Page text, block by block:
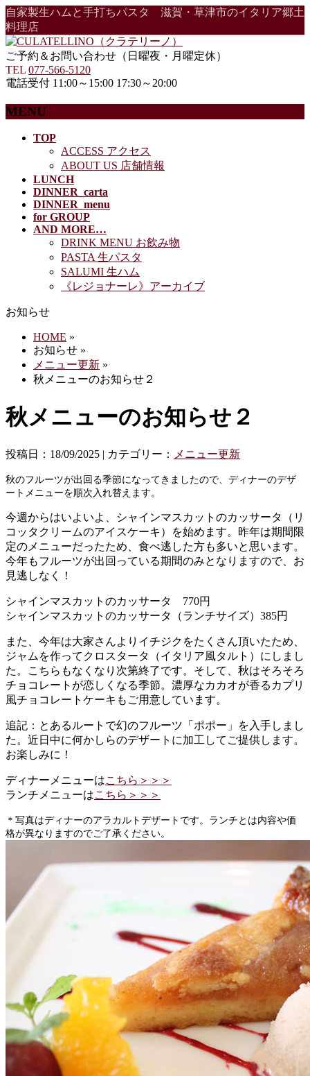
自家製生ハムと手打ちパスタ 滋賀・草津市のイタリア郷土
料理店
ご予約＆お問い合わせ（日曜夜・月曜定休）
TEL 077-566-5120
電話受付 11:00～15:00 17:30～20:00
MENU
TOP
ACCESS アクセス
ABOUT US 店舗情報
LUNCH
DINNER_carta
DINNER_menu
for GROUP
AND MORE…
DRINK MENU お飲み物
PASTA 生パスタ
SALUMI 生ハム
《レジョナーレ》アーカイブ
お知らせ
HOME »
お知らせ »
メニュー更新 »
秋メニューのお知らせ２
秋メニューのお知らせ２
投稿日：18/09/2025 | カテゴリー： メニュー更新
秋のフルーツが出回る季節になってきましたので、ディナーのデザ
ートメニューを順次入れ替えます。
今週からはいよいよ、シャインマスカットのカッサータ（リ
コッタクリームのアイスケーキ）を始めます。昨年は期間限
定のメニューだったため、食べ逃した方も多いと思います。
今年もフルーツが出回っている期間のみとなりますので、お
見逃しなく！
シャインマスカットのカッサータ 770円
シャインマスカットのカッサータ（ランチサイズ）385円
また、今年は大家さんよりイチジクをたくさん頂いたため、
ジャムを作ってクロスタータ（イタリア風タルト）にしまし
た。こちらもなくなり次第終了です。そして、秋はそろそろ
チョコレートが恋しくなる季節。濃厚なカカオが香るカプリ
風チョコレートケーキもご用意しています。
追記：とあるルートで幻のフルーツ「ポポー」を入手しまし
た。近日中に何かしらのデザートに加工してご提供します。
お楽しみに！
ディナーメニューはこちら＞＞＞
ランチメニューはこちら＞＞＞
＊写真はディナーのアラカルトデザートです。ランチとは内容や価
格が異なりますのでご了承ください。